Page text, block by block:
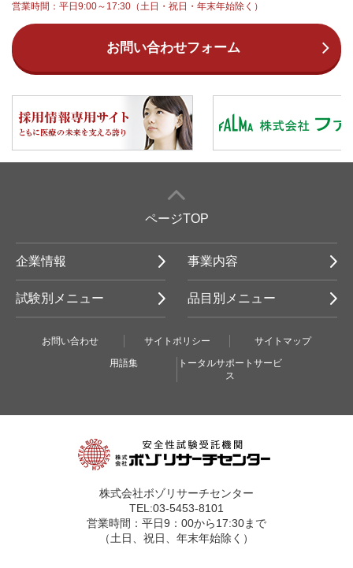
営業時間：平日9:00～17:30（土日・祝日・年末年始除く）
お問い合わせフォーム
ページTOP
企業情報 事業内容
試験別メニュー 品目別メニュー
お問い合わせ サイトポリシー
サイトマップ
用語集
トータルサポートサービ
ス
株式会社ボゾリサーチセンター
TEL:03-5453-8101
営業時間：平日9：00から17:30まで
（土日、祝日、年末年始除く）